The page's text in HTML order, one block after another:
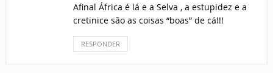
Afinal África é lá e a Selva , a estupidez e a
cretinice são as coisas “boas” de cá!!!
RESPONDER